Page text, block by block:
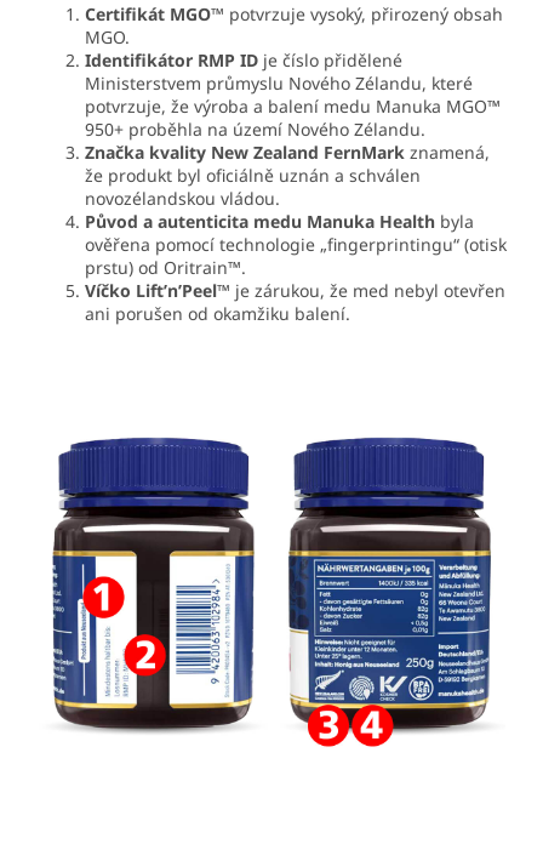
Certifikát MGO™ potvrzuje vysoký, přirozený obsah
MGO.
Identifikátor RMP ID je číslo přidělené
Ministerstvem průmyslu Nového Zélandu, které
potvrzuje, že výroba a balení medu Manuka MGO™
950+ proběhla na území Nového Zélandu.
Značka kvality New Zealand FernMark znamená,
že produkt byl oficiálně uznán a schválen
novozélandskou vládou.
Původ a autenticita medu Manuka Health byla
ověřena pomocí technologie „fingerprintingu“ (otisk
prstu) od Oritrain™.
Víčko Lift’n’Peel™ je zárukou, že med nebyl otevřen
ani porušen od okamžiku balení.